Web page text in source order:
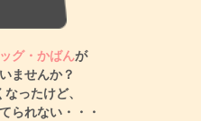
グ・かばんが
ませんか？
ったけど、
られない・・・